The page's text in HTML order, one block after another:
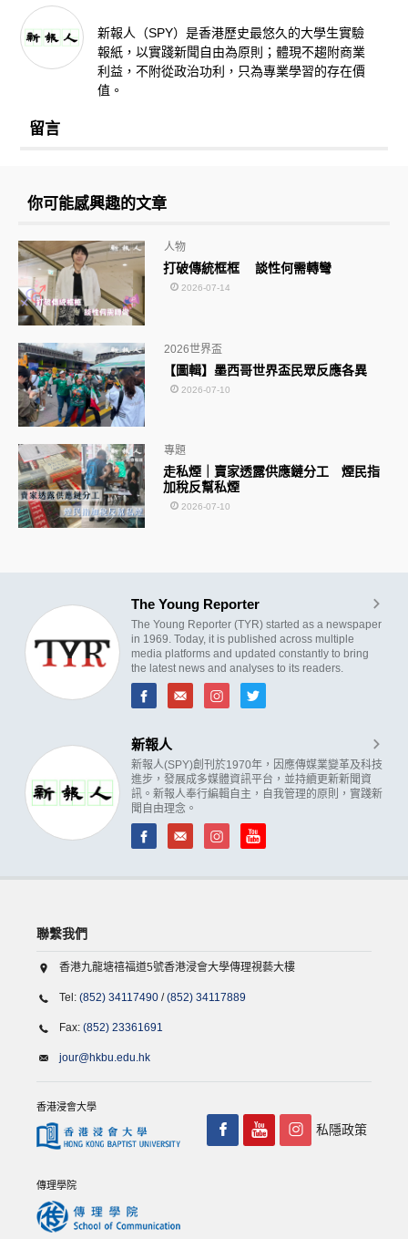
新報人（SPY）是香港歷史最悠久的大學生實驗
報紙，以實踐新聞自由為原則；體現不趨附商業
利益，不附從政治功利，只為專業學習的存在價
值。
留言
你可能感興趣的文章
打破傳統框框 談性何需轉彎
人物
2026-07-14
【圖輯】墨西哥世界盃民眾反應各異
2026世界盃
2026-07-10
走私煙｜賣家透露供應鏈分工 煙民指
加稅反幫私煙
專題
2026-07-10
The Young Reporter
The Young Reporter (TYR) started as a newspaper
in 1969. Today, it is published across multiple
media platforms and updated constantly to bring
the latest news and analyses to its readers.
新報人
新報人(SPY)創刊於1970年，因應傳媒業變革及科技
進步，發展成多媒體資訊平台，並持續更新新聞資
訊。新報人奉行編輯自主，自我管理的原則，實踐新
聞自由理念。
聯繫我們
香港九龍塘禧福道5號香港浸會大學傳理視藝大樓
Tel: (852) 34117490 /(852) 34117889
Fax: (852) 23361691
jour@hkbu.edu.hk
香港浸會大學
傳理學院
私隱政策